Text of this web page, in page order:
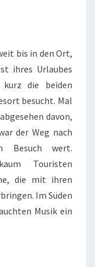
bis in den Ort,
ihres Urlaubes
die beiden
besucht. Mal
davon,
der Weg nach
Besuch wert.
Touristen
die mit ihren
Im Süden
Musik ein